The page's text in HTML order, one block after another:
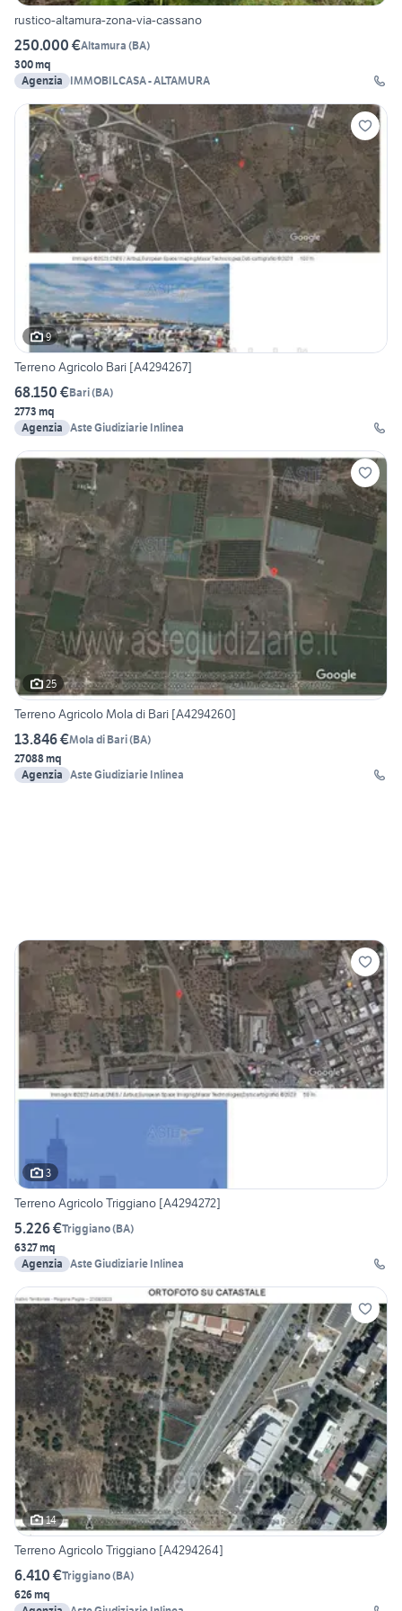
rustico-altamura-zona-via-cassano
250.000 €Altamura (BA)
300 mq
Agenzia
IMMOBILCASA - ALTAMURA
9
Terreno Agricolo Bari [A4294267]
68.150 €Bari(BA)
2773 mq
Agenzia Aste Giudiziarie Inlinea
25
Terreno Agricolo Mola di Bari [A4294260]
13.846 €Mola di Bari(BA)
27088 mq
Agenzia Aste Giudiziarie Inlinea
3
Terreno Agricolo Triggiano [A4294272]
5.226 €Triggiano(BA)
6327 mq
Agenzia Aste Giudiziarie Inlinea
14
Terreno Agricolo Triggiano [A4294264]
6.410 €Triggiano(BA)
626 mq